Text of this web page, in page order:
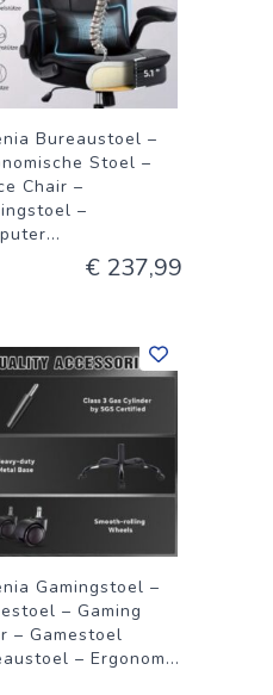
Bureaustoel –
Stoel –
Chair –
–
...
€ 237,99
Gamingstoel –
– Gaming
– Gamestoel
– Ergonom...